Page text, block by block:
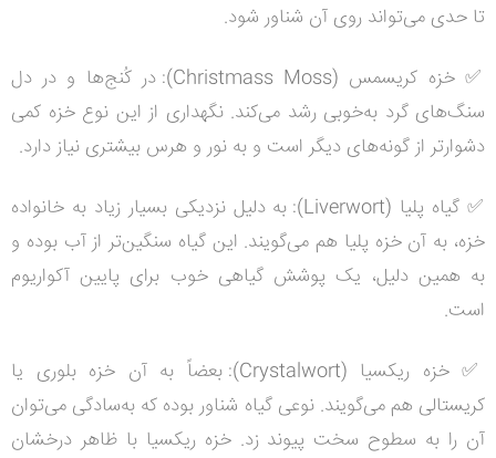
تا حدی می‌تواند روی آن شناور شود.
✅خزه کریسمس (Christmass Moss
): در کُنج‌ها و در دل
سنگ‌های گرد به‌خوبی رشد می‌کند. نگهداری از این نوع خزه کمی
دشوارتر از گونه‌های دیگر است و به نور و هرس بیشتری نیاز دارد.
✅ گیاه پلیا (Liverwort
): به دلیل نزدیکی بسیار زیاد به خانواده
خزه، به آن خزه پلیا هم می‌گویند. این گیاه سنگین‌تر از آب بوده و
به همین دلیل، یک پوشش گیاهی خوب برای پایین آکواریوم
است.
✅خزه ریکسیا (Crystalwort
): بعضاً به آن خزه بلوری یا
کریستالی هم می‌گویند. نوعی گیاه شناور بوده که به‌سادگی می‌توان
آن را به سطوح سخت پیوند زد. خزه ریکسیا با ظاهر درخشان